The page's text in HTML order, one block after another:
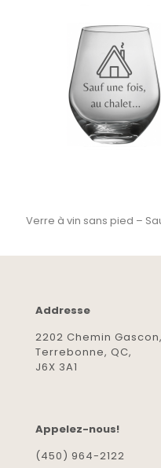
Verre à vin sans pied –
Addresse
2202 Chemin Gascon,
Terrebonne, QC,
J6X 3A1
Appelez-nous!
(450) 964-2122